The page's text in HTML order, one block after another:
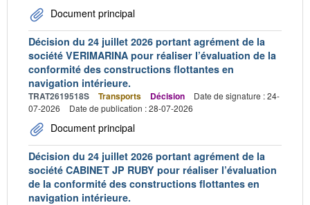
Document principal
Décision du 24 juillet 2026 portant agrément de la
société VERIMARINA pour réaliser l’évaluation de la
conformité des constructions flottantes en
navigation intérieure.
TRAT2619518S Transports Décision
Date de signature : 24-
07-2026
Date de publication : 28-07-2026
Document principal
Décision du 24 juillet 2026 portant agrément de la
société CABINET JP RUBY pour réaliser l’évaluation
de la conformité des constructions flottantes en
navigation intérieure.